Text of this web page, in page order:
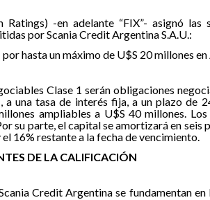
-en adelante “FIX”- asignó las
por Scania Credit Argentina S.A.U.:
hasta un máximo de U$S 20 millones
Clase 1 serán obligaciones
a una tasa de interés fija, a un plazo de
ampliables a U$S 40 millones.
su parte, el capital se amortizará en
16% restante a la fecha de vencimiento.
DE LA CALIFICACIÓN
Credit Argentina se fundamentan